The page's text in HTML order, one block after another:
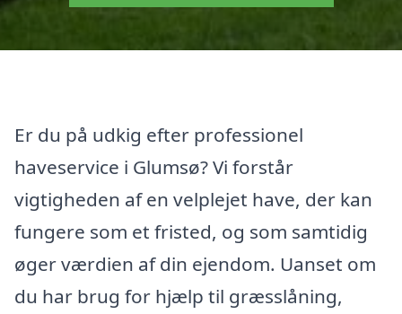
Er du på udkig efter professionel
haveservice i Glumsø? Vi forstår
vigtigheden af en velplejet have, der kan
fungere som et fristed, og som samtidig
øger værdien af din ejendom. Uanset om
du har brug for hjælp til græsslåning,